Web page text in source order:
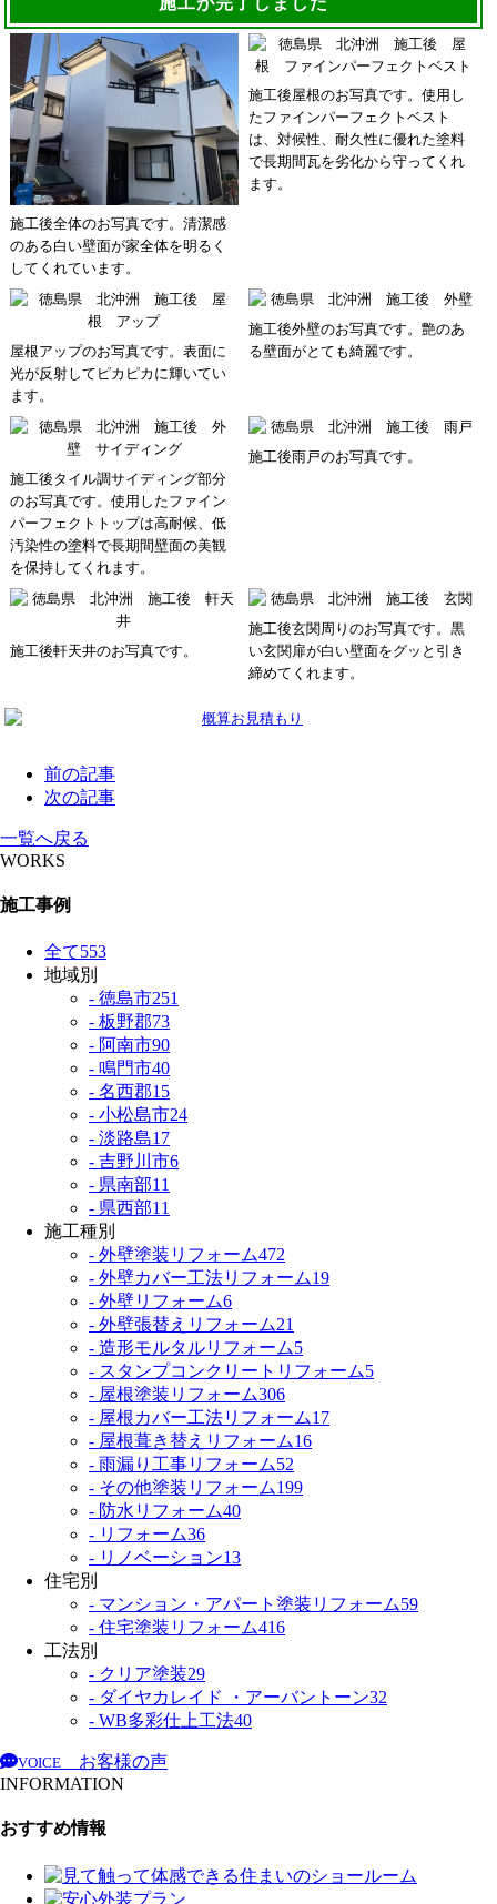
施工後全体のお写真です。清潔感
のある白い壁面が家全体を明るく
してくれています。
施工後屋根のお写真です。使用し
たファインパーフェクトベスト
は、対候性、耐久性に優れた塗料
で長期間瓦を劣化から守ってくれ
ます。
屋根アップのお写真です。表面に
光が反射してピカピカに輝いてい
ます。
施工後外壁のお写真です。艶のあ
る壁面がとても綺麗です。
施工後タイル調サイディング部分
のお写真です。使用したファイン
パーフェクトトップは高耐候、低
汚染性の塗料で長期間壁面の美観
を保持してくれます。
施工後雨戸のお写真です。
施工後軒天井のお写真です。
施工後玄関周りのお写真です。黒
い玄関扉が白い壁面をグッと引き
締めてくれます。
前の記事
次の記事
一覧へ戻る
WORKS
施工事例
全て553
地域別
- 徳島市251
- 板野郡73
- 阿南市90
- 鳴門市40
- 名西郡15
- 小松島市24
- 淡路島17
- 吉野川市6
- 県南部11
- 県西部11
施工種別
- 外壁塗装リフォーム472
- 外壁カバー工法リフォーム19
- 外壁リフォーム6
- 外壁張替えリフォーム21
- 造形モルタルリフォーム5
- スタンプコンクリートリフォーム5
- 屋根塗装リフォーム306
- 屋根カバー工法リフォーム17
- 屋根葺き替えリフォーム16
- 雨漏り工事リフォーム52
- その他塗装リフォーム199
- 防水リフォーム40
- リフォーム36
- リノベーション13
住宅別
- マンション・アパート塗装リフォーム59
- 住宅塗装リフォーム416
工法別
- クリア塗装29
- ダイヤカレイド ・アーバントーン32
- WB多彩仕上工法40
VOICE
お客様の声
INFORMATION
おすすめ情報